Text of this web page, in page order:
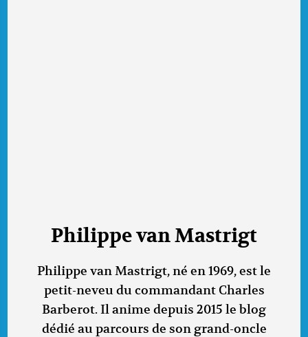
Philippe van Mastrigt
Philippe van Mastrigt, né en 1969, est le
petit-neveu du commandant Charles
Barberot. Il anime depuis 2015 le blog
dédié au parcours de son grand-oncle